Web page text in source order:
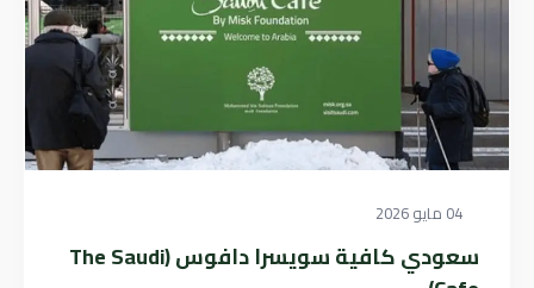
04 مايو 2026
سعودي كافية سويسرا دافوس (The Saudi